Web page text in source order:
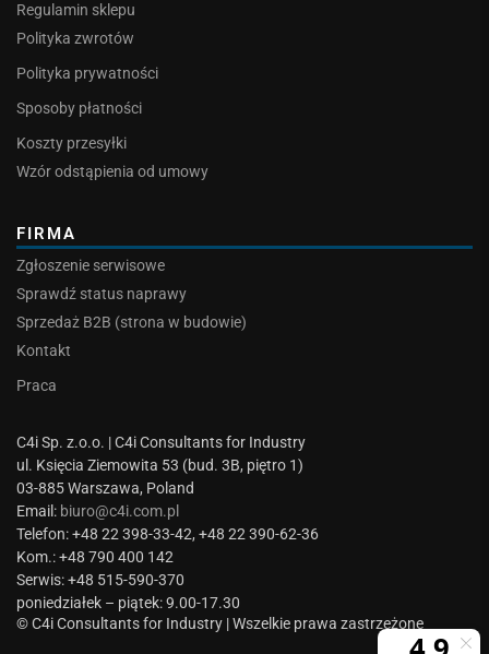
Regulamin sklepu
Polityka zwrotów
Polityka prywatności
Sposoby płatności
Koszty przesyłki
Wzór odstąpienia od umowy
FIRMA
Zgłoszenie serwisowe
Sprawdź status naprawy
Sprzedaż B2B (strona w budowie)
Kontakt
Praca
C4i Sp. z.o.o. | C4i Consultants for Industry
ul. Księcia Ziemowita 53 (bud. 3B, piętro 1)
03-885 Warszawa, Poland
Email: biuro@c4i.com.pl
Telefon: +48 22 398-33-42, +48 22 390-62-36
Kom.: +48 790 400 142
Serwis: +48 515-590-370
poniedziałek – piątek: 9.00-17.30
© C4i Consultants for Industry | Wszelkie prawa zastrzeżone